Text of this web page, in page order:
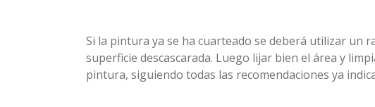
Si la pintura ya se ha cuarteado se deberá utilizar un
superficie descascarada. Luego lijar bien el área y
pintura, siguiendo todas las recomendaciones ya